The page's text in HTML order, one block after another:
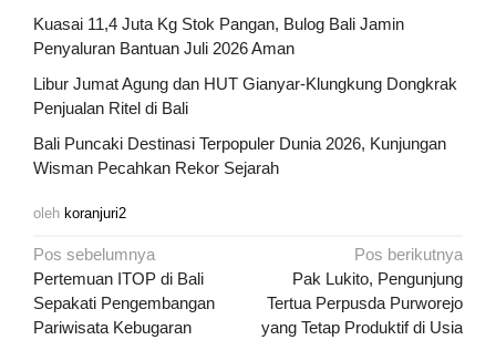
Kuasai 11,4 Juta Kg Stok Pangan, Bulog Bali Jamin
Penyaluran Bantuan Juli 2026 Aman
Libur Jumat Agung dan HUT Gianyar-Klungkung Dongkrak
Penjualan Ritel di Bali
Bali Puncaki Destinasi Terpopuler Dunia 2026, Kunjungan
Wisman Pecahkan Rekor Sejarah
oleh koranjuri2
Navigasi
pos
Pos sebelumnya
Pertemuan ITOP di Bali
Sepakati Pengembangan
Pariwisata Kebugaran
Pos berikutnya
Pak Lukito, Pengunjung
Tertua Perpusda Purworejo
yang Tetap Produktif di Usia